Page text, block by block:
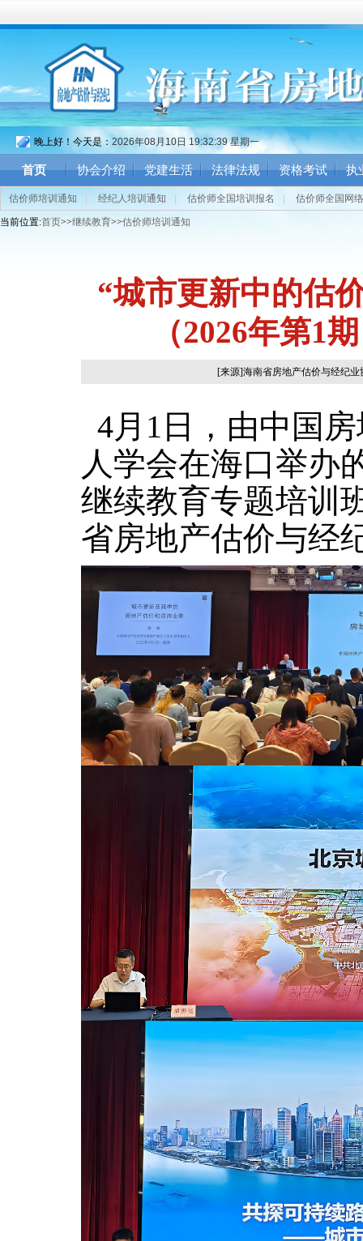
晚上好！今天是： 2026年08月10日 19:32:40 星期一
首页 协会介绍 党建生活 法律法规 资格考试 执
估价师培训通知 经纪人培训通知 估价师全国培训报名 估价师全国网
当前位置:首页>>继续教育>>估价师培训通知
“城市更新中的估
（2026年第1
[来源]海南省房地产估价与经纪
4月 1 日，由中国
人学会在海口举办
继续教育专题培训
省房地产估价与经